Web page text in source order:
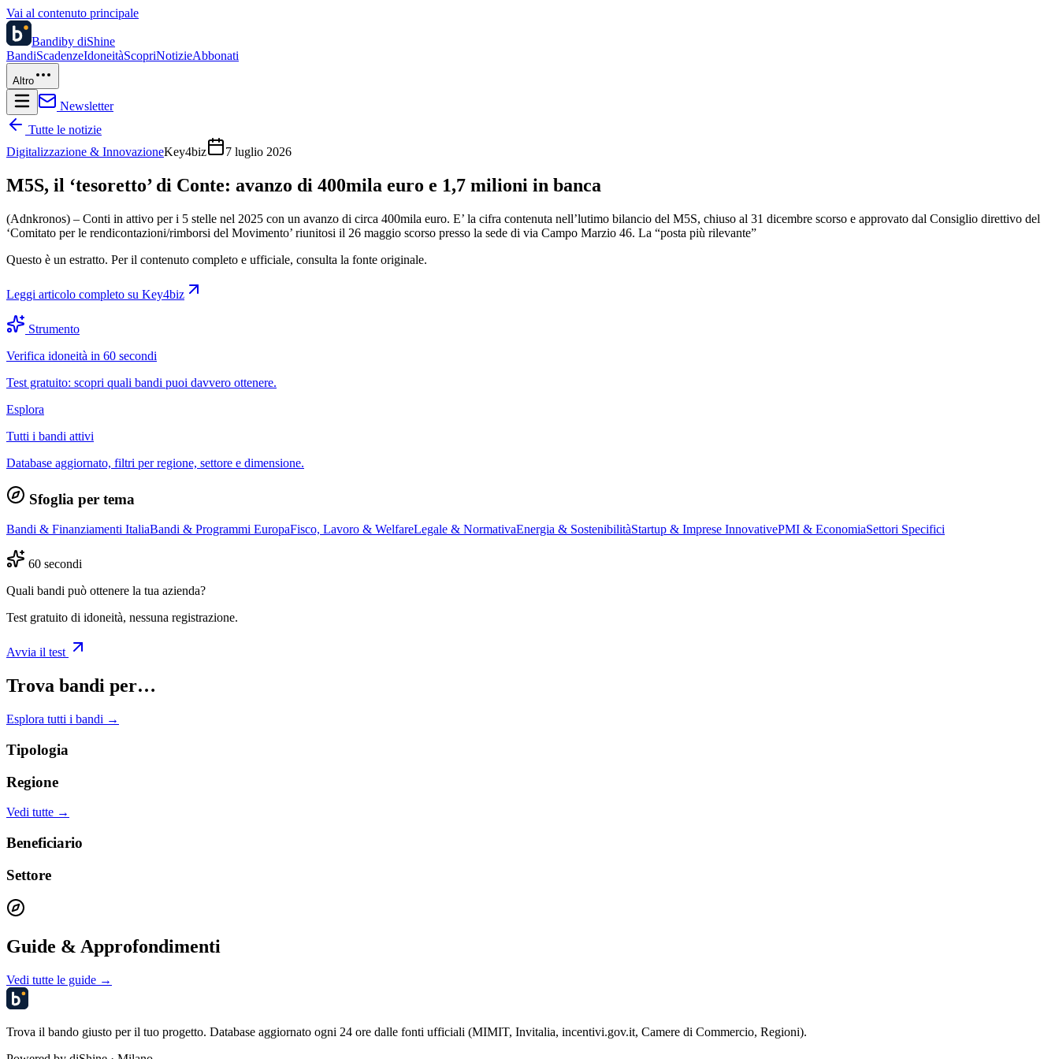
Vai al contenuto principale
Bandiby diShine
BandiScadenzeIdoneitàScopriNotizieAbbonati
Altro
Newsletter
Tutte le notizie
Digitalizzazione & InnovazioneKey4biz 7 luglio 2026
M5S, il ‘tesoretto’ di Conte: avanzo di 400mila euro e 1,7 milioni in banca
(Adnkronos) – Conti in attivo per i 5 stelle nel 2025 con un avanzo di circa 400mila euro. E’ la cifra contenuta nell’lutimo bilancio del M5S, chiuso al 31 dicembre scorso e approvato dal Consiglio direttivo del
‘Comitato per le rendicontazioni/rimborsi del Movimento’ riunitosi il 26 maggio scorso presso la sede di via Campo Marzio 46. La “posta più rilevante”
Questo è un estratto. Per il contenuto completo e ufficiale, consulta la fonte originale.
Leggi articolo completo su Key4biz
Strumento
Verifica idoneità in 60 secondi
Test gratuito: scopri quali bandi puoi davvero ottenere.
Esplora
Tutti i bandi attivi
Database aggiornato, filtri per regione, settore e dimensione.
Sfoglia per tema
Bandi & Finanziamenti ItaliaBandi & Programmi EuropaFisco, Lavoro & WelfareLegale & NormativaEnergia & SostenibilitàStartup & Imprese InnovativePMI & EconomiaSettori Specifici
60 secondi
Quali bandi può ottenere la tua azienda?
Test gratuito di idoneità, nessuna registrazione.
Avvia il test
Trova bandi per…
Esplora tutti i bandi →
Tipologia
Regione
Vedi tutte →
Beneficiario
Settore
Guide & Approfondimenti
Vedi tutte le guide →
Trova il bando giusto per il tuo progetto. Database aggiornato ogni 24 ore dalle fonti ufficiali (MIMIT, Invitalia, incentivi.gov.it, Camere di Commercio, Regioni).